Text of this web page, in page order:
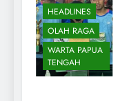
HEADLINES
OLAH RAGA
WARTA PAPUA
TENGAH